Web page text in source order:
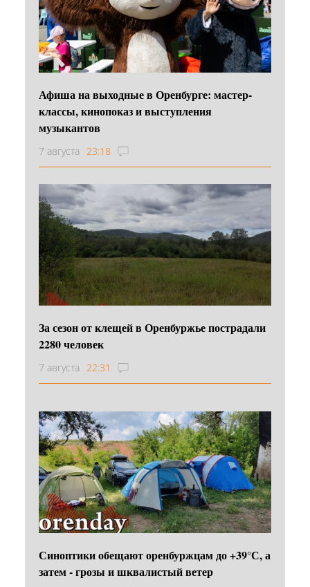
Афиша на выходные в Оренбурге: мастер-
классы, кинопоказ и выступления
музыкантов
7 августа 23:18
За сезон от клещей в Оренбуржье пострадали
2280 человек
7 августа 22:31
Синоптики обещают оренбуржцам до +39°С, а
затем - грозы и шквалистый ветер